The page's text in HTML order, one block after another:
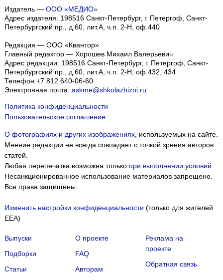
Издатель — ООО «МЕДИО»
Адрес издателя: 198516 Санкт-Петербург, г. Петергоф, Санкт-
Петербургский пр., д.60, лит.А, ч.п. 2-Н, оф.440
Редакция — ООО «Квантор»
Главный редактор — Хорошев Михаил Валерьевич
Адрес редакции: 198516 Санкт-Петербург, г. Петергоф Санкт-
Петербургский пр., д.60, лит.А, ч.п. 2-Н, оф.432, 434
Телефон:+7 812 640-06-60
Электронная почта: askme@shkolazhizni.ru
Политика конфиденциальности
Пользовательское соглашение
О фотографиях и других изображениях, используемых на сайте.
Мнение редакции не всегда совпадает с точкой зрения авторов
статей.
Любая перепечатка возможна только при выполнении условий
Несанкционированное использование материалов запрещено.
Все права защищены.
Изменить настройки конфиденциальности (только для жителей
EEA)
Выпуски
Подборки
Статьи
О проекте
FAQ
Авторам
Реклама на
проекте
Обратная связь